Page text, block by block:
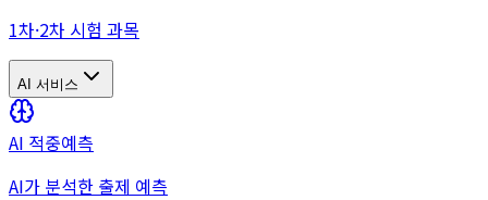
1차·2차 시험 과목
AI 서비스
AI 적중예측
AI가 분석한 출제 예측